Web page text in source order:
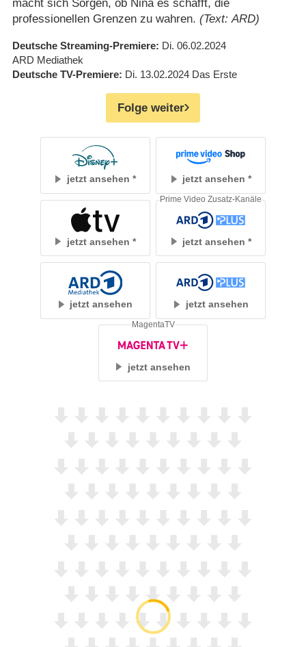
macht sich Sorgen, ob Nina es schafft, die
professionellen Grenzen zu wahren. (Text: ARD)
Deutsche Streaming-Premiere Di. 06.02.2024
ARD Mediathek
Deutsche TV-Premiere Di. 13.02.2024 Das Erste
Folge weiter
jetzt ansehen jetzt ansehen
jetzt ansehen jetzt ansehen
Prime Video Zusatz-Kanäle
jetzt ansehen jetzt ansehen
jetzt ansehen
MagentaTV